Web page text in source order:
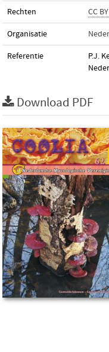
Rechten CC
Organisatie
Referentie
P.J.
Download PDF